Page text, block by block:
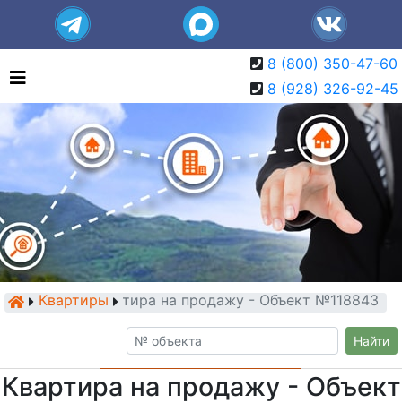
8 (800) 350-47-60
8 (928) 326-92-45
КвартирыКвартира на продажу - Объект №118843
Найти
Квартира на продажу - Объект